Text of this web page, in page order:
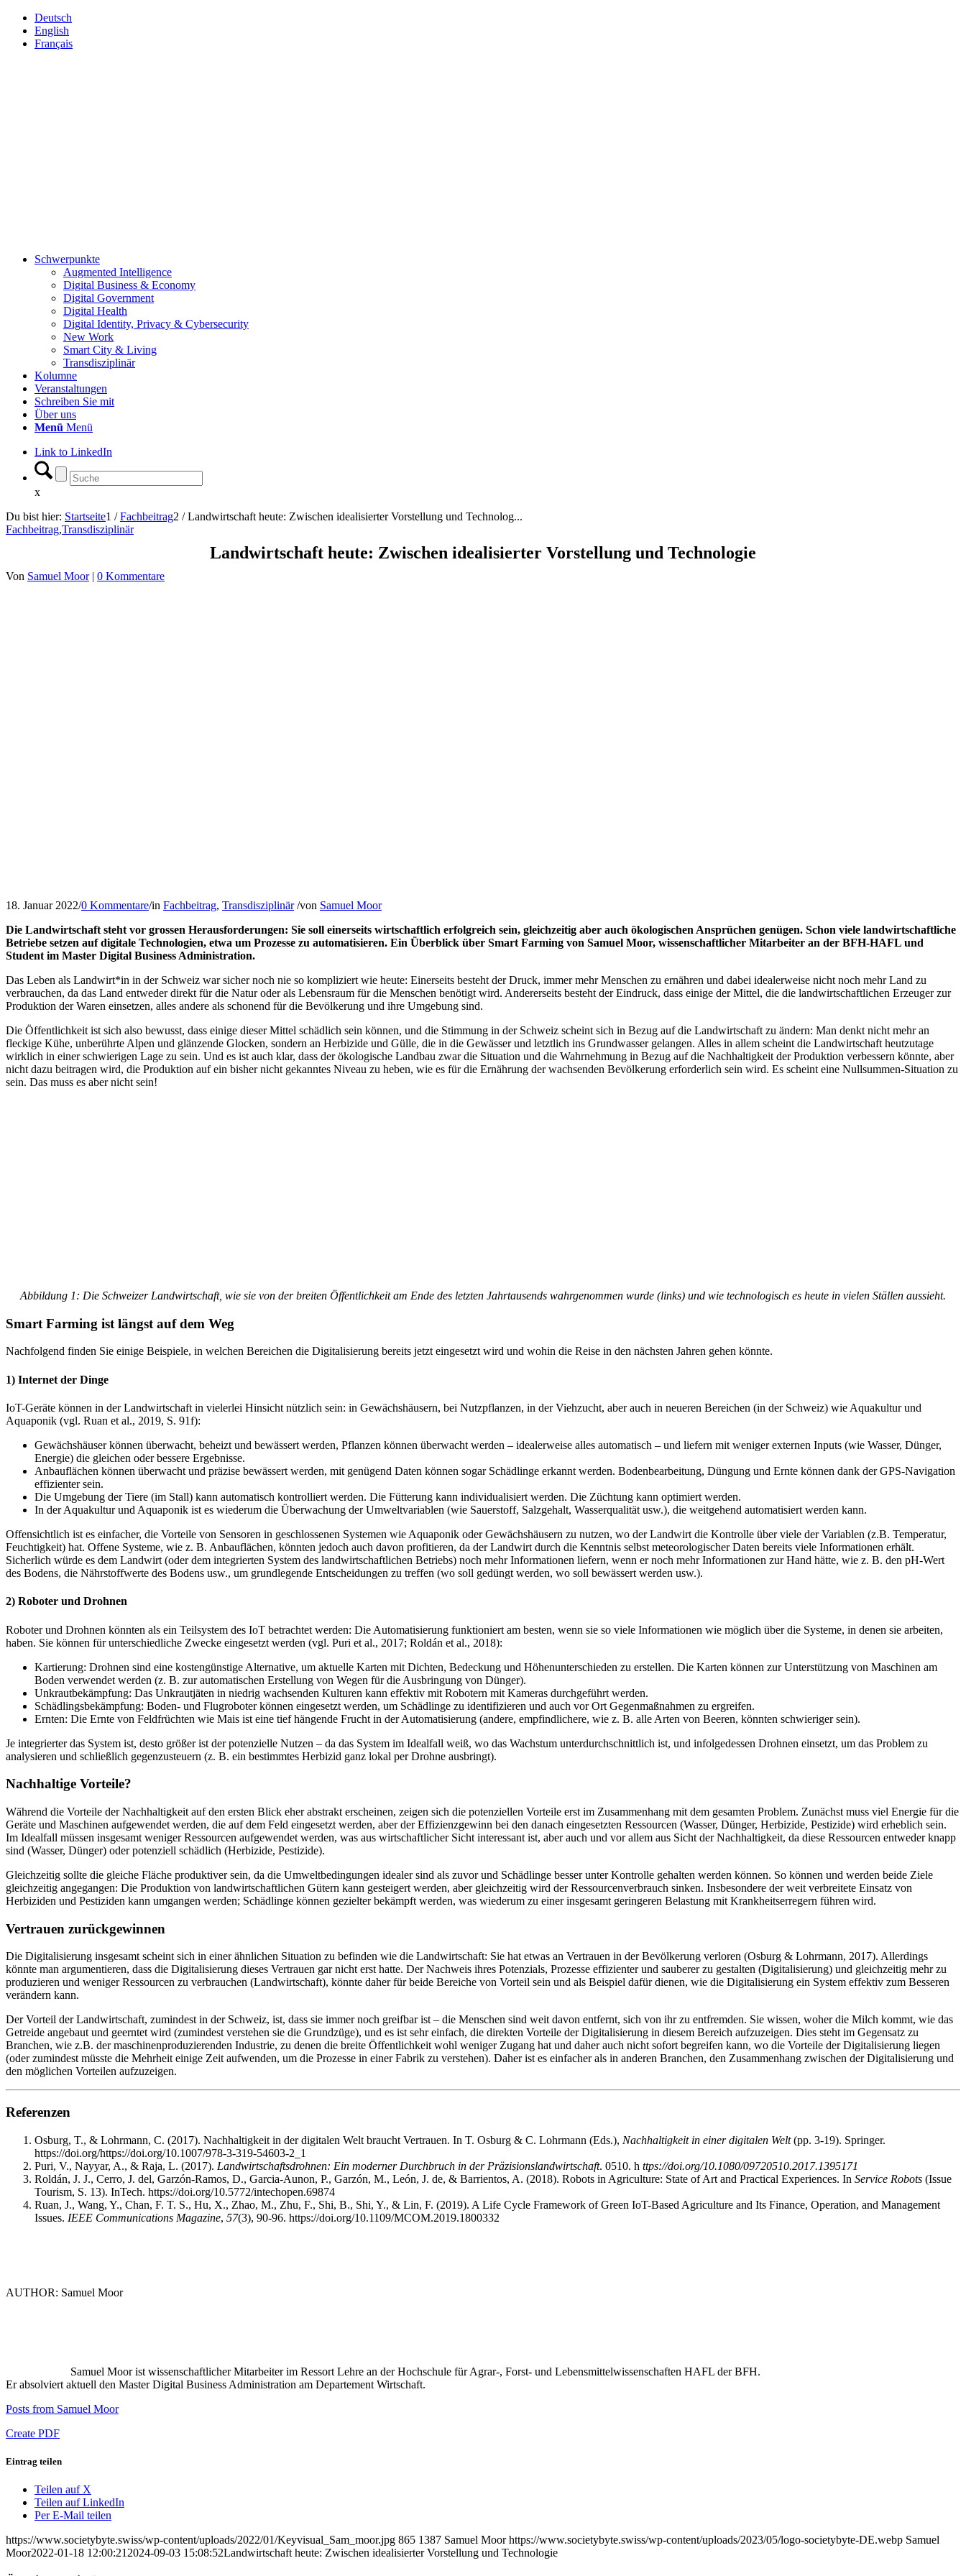
Deutsch
English
Français
Schwerpunkte
Augmented Intelligence
Digital Business & Economy
Digital Government
Digital Health
Digital Identity, Privacy & Cybersecurity
New Work
Smart City & Living
Transdisziplinär
Kolumne
Veranstaltungen
Schreiben Sie mit
Über uns
Menü Menü
Link to LinkedIn
x
Du bist hier: Startseite1 / Fachbeitrag2 / Landwirtschaft heute: Zwischen idealisierter Vorstellung und Technolog...
Fachbeitrag,Transdisziplinär
Landwirtschaft heute: Zwischen idealisierter Vorstellung und Technologie
Von Samuel Moor | 0 Kommentare
18. Januar 2022/0 Kommentare/in Fachbeitrag, Transdisziplinär /von Samuel Moor
Die Landwirtschaft steht vor grossen Herausforderungen: Sie soll einerseits wirtschaftlich erfolgreich sein, gleichzeitig aber auch ökologischen Ansprüchen genügen. Schon viele landwirtschaftliche
Betriebe setzen auf digitale Technologien, etwa um Prozesse zu automatisieren. Ein Überblick über Smart Farming von Samuel Moor, wissenschaftlicher Mitarbeiter an der BFH-HAFL und
Student im Master Digital Business Administration.
Das Leben als Landwirt*in in der Schweiz war sicher noch nie so kompliziert wie heute: Einerseits besteht der Druck, immer mehr Menschen zu ernähren und dabei idealerweise nicht noch mehr Land zu
verbrauchen, da das Land entweder direkt für die Natur oder als Lebensraum für die Menschen benötigt wird. Andererseits besteht der Eindruck, dass einige der Mittel, die die landwirtschaftlichen Erzeuger zur
Produktion der Waren einsetzen, alles andere als schonend für die Bevölkerung und ihre Umgebung sind.
Die Öffentlichkeit ist sich also bewusst, dass einige dieser Mittel schädlich sein können, und die Stimmung in der Schweiz scheint sich in Bezug auf die Landwirtschaft zu ändern: Man denkt nicht mehr an
fleckige Kühe, unberührte Alpen und glänzende Glocken, sondern an Herbizide und Gülle, die in die Gewässer und letztlich ins Grundwasser gelangen. Alles in allem scheint die Landwirtschaft heutzutage
wirklich in einer schwierigen Lage zu sein. Und es ist auch klar, dass der ökologische Landbau zwar die Situation und die Wahrnehmung in Bezug auf die Nachhaltigkeit der Produktion verbessern könnte, aber
nicht dazu beitragen wird, die Produktion auf ein bisher nicht gekanntes Niveau zu heben, wie es für die Ernährung der wachsenden Bevölkerung erforderlich sein wird. Es scheint eine Nullsummen-Situation zu
sein. Das muss es aber nicht sein!
Abbildung 1: Die Schweizer Landwirtschaft, wie sie von der breiten Öffentlichkeit am Ende des letzten Jahrtausends wahrgenommen wurde (links) und wie technologisch es heute in vielen Ställen aussieht.
Smart Farming ist längst auf dem Weg
Nachfolgend finden Sie einige Beispiele, in welchen Bereichen die Digitalisierung bereits jetzt eingesetzt wird und wohin die Reise in den nächsten Jahren gehen könnte.
1) Internet der Dinge
IoT-Geräte können in der Landwirtschaft in vielerlei Hinsicht nützlich sein: in Gewächshäusern, bei Nutzpflanzen, in der Viehzucht, aber auch in neueren Bereichen (in der Schweiz) wie Aquakultur und
Aquaponik (vgl. Ruan et al., 2019, S. 91f):
Gewächshäuser können überwacht, beheizt und bewässert werden, Pflanzen können überwacht werden – idealerweise alles automatisch – und liefern mit weniger externen Inputs (wie Wasser, Dünger,
Energie) die gleichen oder bessere Ergebnisse.
Anbauflächen können überwacht und präzise bewässert werden, mit genügend Daten können sogar Schädlinge erkannt werden. Bodenbearbeitung, Düngung und Ernte können dank der GPS-Navigation
effizienter sein.
Die Umgebung der Tiere (im Stall) kann automatisch kontrolliert werden. Die Fütterung kann individualisiert werden. Die Züchtung kann optimiert werden.
In der Aquakultur und Aquaponik ist es wiederum die Überwachung der Umweltvariablen (wie Sauerstoff, Salzgehalt, Wasserqualität usw.), die weitgehend automatisiert werden kann.
Offensichtlich ist es einfacher, die Vorteile von Sensoren in geschlossenen Systemen wie Aquaponik oder Gewächshäusern zu nutzen, wo der Landwirt die Kontrolle über viele der Variablen (z.B. Temperatur,
Feuchtigkeit) hat. Offene Systeme, wie z. B. Anbauflächen, könnten jedoch auch davon profitieren, da der Landwirt durch die Kenntnis selbst meteorologischer Daten bereits viele Informationen erhält.
Sicherlich würde es dem Landwirt (oder dem integrierten System des landwirtschaftlichen Betriebs) noch mehr Informationen liefern, wenn er noch mehr Informationen zur Hand hätte, wie z. B. den pH-Wert
des Bodens, die Nährstoffwerte des Bodens usw., um grundlegende Entscheidungen zu treffen (wo soll gedüngt werden, wo soll bewässert werden usw.).
2) Roboter und Drohnen
Roboter und Drohnen könnten als ein Teilsystem des IoT betrachtet werden: Die Automatisierung funktioniert am besten, wenn sie so viele Informationen wie möglich über die Systeme, in denen sie arbeiten,
haben. Sie können für unterschiedliche Zwecke eingesetzt werden (vgl. Puri et al., 2017; Roldán et al., 2018):
Kartierung: Drohnen sind eine kostengünstige Alternative, um aktuelle Karten mit Dichten, Bedeckung und Höhenunterschieden zu erstellen. Die Karten können zur Unterstützung von Maschinen am
Boden verwendet werden (z. B. zur automatischen Erstellung von Wegen für die Ausbringung von Dünger).
Unkrautbekämpfung: Das Unkrautjäten in niedrig wachsenden Kulturen kann effektiv mit Robotern mit Kameras durchgeführt werden.
Schädlingsbekämpfung: Boden- und Flugroboter können eingesetzt werden, um Schädlinge zu identifizieren und auch vor Ort Gegenmaßnahmen zu ergreifen.
Ernten: Die Ernte von Feldfrüchten wie Mais ist eine tief hängende Frucht in der Automatisierung (andere, empfindlichere, wie z. B. alle Arten von Beeren, könnten schwieriger sein).
Je integrierter das System ist, desto größer ist der potenzielle Nutzen – da das System im Idealfall weiß, wo das Wachstum unterdurchschnittlich ist, und infolgedessen Drohnen einsetzt, um das Problem zu
analysieren und schließlich gegenzusteuern (z. B. ein bestimmtes Herbizid ganz lokal per Drohne ausbringt).
Nachhaltige Vorteile?
Während die Vorteile der Nachhaltigkeit auf den ersten Blick eher abstrakt erscheinen, zeigen sich die potenziellen Vorteile erst im Zusammenhang mit dem gesamten Problem. Zunächst muss viel Energie für die
Geräte und Maschinen aufgewendet werden, die auf dem Feld eingesetzt werden, aber der Effizienzgewinn bei den danach eingesetzten Ressourcen (Wasser, Dünger, Herbizide, Pestizide) wird erheblich sein.
Im Idealfall müssen insgesamt weniger Ressourcen aufgewendet werden, was aus wirtschaftlicher Sicht interessant ist, aber auch und vor allem aus Sicht der Nachhaltigkeit, da diese Ressourcen entweder knapp
sind (Wasser, Dünger) oder potenziell schädlich (Herbizide, Pestizide).
Gleichzeitig sollte die gleiche Fläche produktiver sein, da die Umweltbedingungen idealer sind als zuvor und Schädlinge besser unter Kontrolle gehalten werden können. So können und werden beide Ziele
gleichzeitig angegangen: Die Produktion von landwirtschaftlichen Gütern kann gesteigert werden, aber gleichzeitig wird der Ressourcenverbrauch sinken. Insbesondere der weit verbreitete Einsatz von
Herbiziden und Pestiziden kann umgangen werden; Schädlinge können gezielter bekämpft werden, was wiederum zu einer insgesamt geringeren Belastung mit Krankheitserregern führen wird.
Vertrauen zurückgewinnen
Die Digitalisierung insgesamt scheint sich in einer ähnlichen Situation zu befinden wie die Landwirtschaft: Sie hat etwas an Vertrauen in der Bevölkerung verloren (Osburg & Lohrmann, 2017). Allerdings
könnte man argumentieren, dass die Digitalisierung dieses Vertrauen gar nicht erst hatte. Der Nachweis ihres Potenzials, Prozesse effizienter und sauberer zu gestalten (Digitalisierung) und gleichzeitig mehr zu
produzieren und weniger Ressourcen zu verbrauchen (Landwirtschaft), könnte daher für beide Bereiche von Vorteil sein und als Beispiel dafür dienen, wie die Digitalisierung ein System effektiv zum Besseren
verändern kann.
Der Vorteil der Landwirtschaft, zumindest in der Schweiz, ist, dass sie immer noch greifbar ist – die Menschen sind weit davon entfernt, sich von ihr zu entfremden. Sie wissen, woher die Milch kommt, wie das
Getreide angebaut und geerntet wird (zumindest verstehen sie die Grundzüge), und es ist sehr einfach, die direkten Vorteile der Digitalisierung in diesem Bereich aufzuzeigen. Dies steht im Gegensatz zu
Branchen, wie z.B. der maschinenproduzierenden Industrie, zu denen die breite Öffentlichkeit wohl weniger Zugang hat und daher auch nicht sofort begreifen kann, wo die Vorteile der Digitalisierung liegen
(oder zumindest müsste die Mehrheit einige Zeit aufwenden, um die Prozesse in einer Fabrik zu verstehen). Daher ist es einfacher als in anderen Branchen, den Zusammenhang zwischen der Digitalisierung und
den möglichen Vorteilen aufzuzeigen.
Referenzen
Osburg, T., & Lohrmann, C. (2017). Nachhaltigkeit in der digitalen Welt braucht Vertrauen. In T. Osburg & C. Lohrmann (Eds.), Nachhaltigkeit in einer digitalen Welt(pp. 3-19). Springer.
https://doi.org/https://doi.org/10.1007/978-3-319-54603-2_1
Puri, V., Nayyar, A., & Raja, L. (2017). Landwirtschaftsdrohnen: Ein moderner Durchbruch in der Präzisionslandwirtschaft. 0510. h ttps://doi.org/10.1080/09720510.2017.1395171
Roldán, J. J., Cerro, J. del, Garzón-Ramos, D., Garcia-Aunon, P., Garzón, M., León, J. de, & Barrientos, A. (2018). Robots in Agriculture: State of Art and Practical Experiences. In Service Robots (Issue
Tourism, S. 13). InTech. https://doi.org/10.5772/intechopen.69874
Ruan, J., Wang, Y., Chan, F. T. S., Hu, X., Zhao, M., Zhu, F., Shi, B., Shi, Y., & Lin, F. (2019). A Life Cycle Framework of Green IoT-Based Agriculture and Its Finance, Operation, and Management
Issues. IEEE Communications Magazine, 57(3), 90-96. https://doi.org/10.1109/MCOM.2019.1800332
AUTHOR: Samuel Moor
Samuel Moor ist wissenschaftlicher Mitarbeiter im Ressort Lehre an der Hochschule für Agrar-, Forst- und Lebensmittelwissenschaften HAFL der BFH.
Er absolviert aktuell den Master Digital Business Administration am Departement Wirtschaft.
Posts from Samuel Moor
Create PDF
Eintrag teilen
Teilen auf X
Teilen auf LinkedIn
Per E-Mail teilen
https://www.societybyte.swiss/wp-content/uploads/2022/01/Keyvisual_Sam_moor.jpg 865 1387 Samuel Moor https://www.societybyte.swiss/wp-content/uploads/2023/05/logo-societybyte-DE.webp Samuel
Moor2022-01-18 12:00:21 2024-09-03 15:08:52Landwirtschaft heute: Zwischen idealisierter Vorstellung und Technologie